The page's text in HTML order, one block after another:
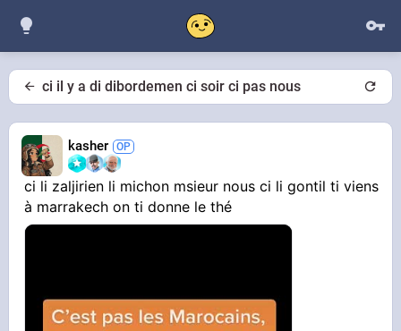
ci il y a di dibordemen ci soir ci pas nous
kasher
ci li zaljirien li michon msieur nous ci li gontil ti viens
à marrakech on ti donne le thé